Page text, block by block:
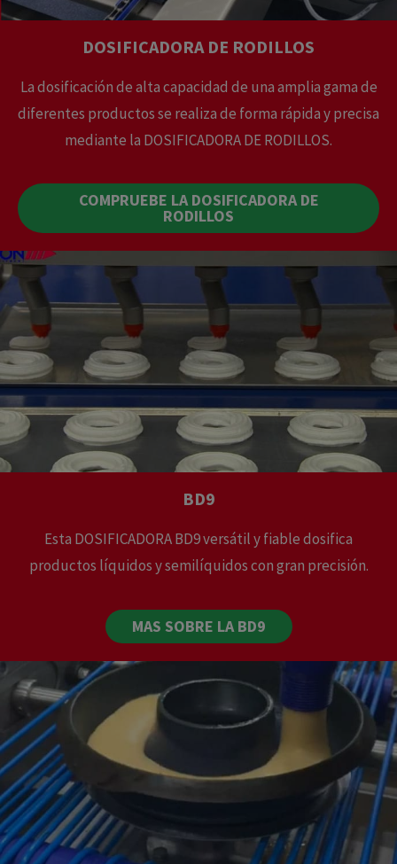
DOSIFICADORA DE RODILLOS
La dosificación de alta capacidad de una amplia gama de
diferentes productos se realiza de forma rápida y precisa
mediante la DOSIFICADORA DE RODILLOS.
COMPRUEBE LA DOSIFICADORA DE
RODILLOS
BD9
Esta DOSIFICADORA BD9 versátil y fiable dosifica
productos líquidos y semilíquidos con gran precisión.
MAS SOBRE LA BD9